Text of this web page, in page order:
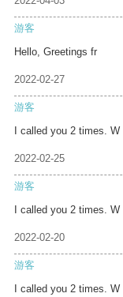
游客
Hello, Greetings fr
2022-02-27
游客
I called you 2 times. W
2022-02-25
游客
I called you 2 times. W
2022-02-20
游客
I called you 2 times. W